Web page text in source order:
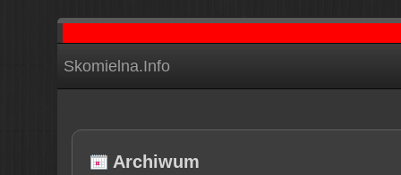
Skomielna.Info
Archiwum